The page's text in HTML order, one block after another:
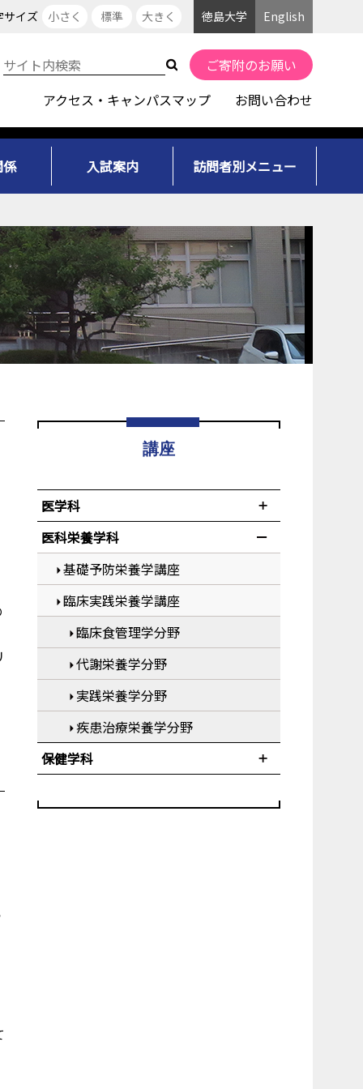
サイズ 小さく 標準 大きく 徳島大学 English
ご寄附のお願い
アクセス・キャンパスマップ
お問い合わせ
係 入試案内 訪問者別メニュー
講座
医学科
医科栄養学科
基礎予防栄養学講座
臨床実践栄養学講座
臨床食管理学分野
代謝栄養学分野
実践栄養学分野
疾患治療栄養学分野
保健学科